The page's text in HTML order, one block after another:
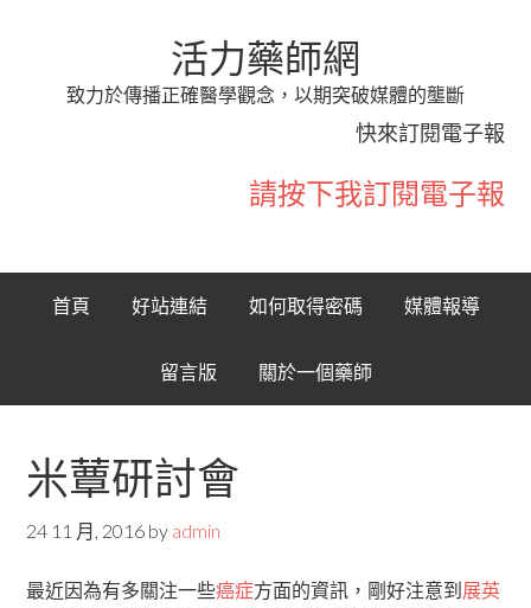
活力藥師網
致力於傳播正確醫學觀念，以期突破媒體的壟斷
快來訂閱電子報
請按下我訂閱電子報
首頁 好站連結 如何取得密碼 媒體報導
留言版 關於一個藥師
米蕈研討會
24 11 月, 2016 by admin
最近因為有多關注一些癌症方面的資訊，剛好注意到展英